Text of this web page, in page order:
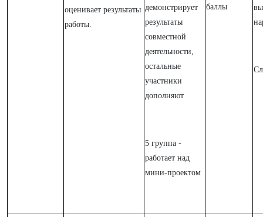
оценивает результаты
работы.
демонстрирует
результаты
совместной
деятельности,
остальные
участники
дополняют
5 группа -
работает над
мини-проектом
баллы